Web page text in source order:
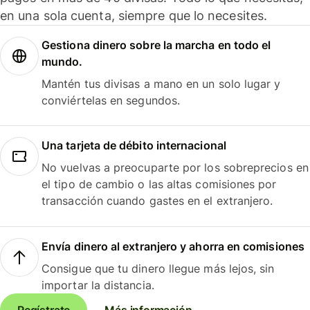
en una sola cuenta, siempre que lo necesites.
Gestiona dinero sobre la marcha en todo el
mundo.
Mantén tus divisas a mano en un solo lugar y
conviértelas en segundos.
Una tarjeta de débito internacional
No vuelvas a preocuparte por los sobreprecios en
el tipo de cambio o las altas comisiones por
transacción cuando gastes en el extranjero.
Envía dinero al extranjero y ahorra en comisiones
Consigue que tu dinero llegue más lejos, sin
importar la distancia.